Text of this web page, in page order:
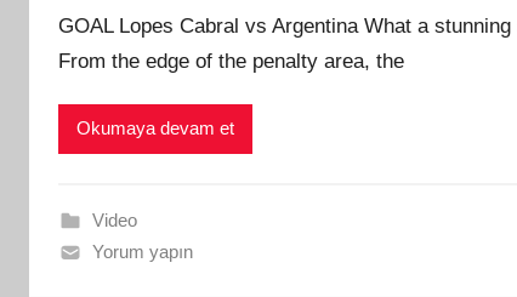
GOAL Lopes Cabral vs Argentina What a
From the edge of the penalty area, the
Okumaya devam et
Video
Yorum yapın